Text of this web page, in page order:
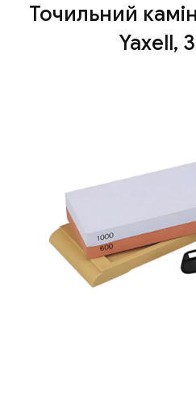
Точильний
Yaxell,